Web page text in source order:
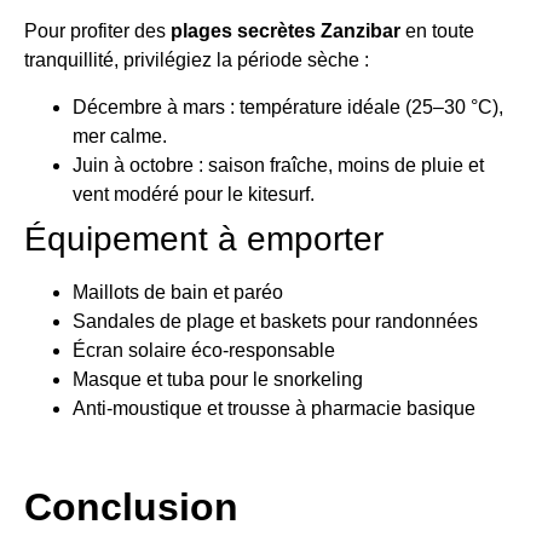
Pour profiter des plages secrètes Zanzibar en toute
tranquillité, privilégiez la période sèche :
Décembre à mars : température idéale (25–30 °C),
mer calme.
Juin à octobre : saison fraîche, moins de pluie et
vent modéré pour le kitesurf.
Équipement à emporter
Maillots de bain et paréo
Sandales de plage et baskets pour randonnées
Écran solaire éco-responsable
Masque et tuba pour le snorkeling
Anti-moustique et trousse à pharmacie basique
Conclusion